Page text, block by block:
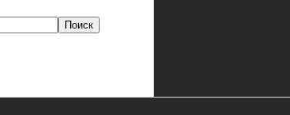
Поиск